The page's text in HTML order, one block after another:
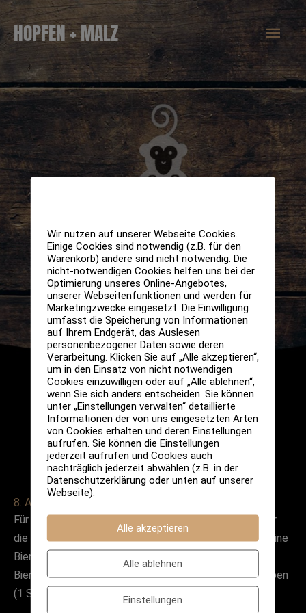
Zum
Inhalt
springen
HOPFEN + MALZ
8. April 2022
Für unser erstes Tap Takeover im neuen Jahr haben wir
die Jungs von@blauertapirzu Gast, die uns ein paar feine
Bierchen mitbringen werden! Außerdem wird es zu den
Bieren jeweils um 16 Uhr und um 18 Uhr ein Tasting geben
(1 Std, 15€ pro Person).
Wir nutzen auf unserer Webseite Cookies.
Einige Cookies sind notwendig (z.B. für den
Warenkorb) andere sind nicht notwendig. Die
nicht-notwendigen Cookies helfen uns bei der
Optimierung unseres Online-Angebotes,
unserer Webseitenfunktionen und werden für
Marketingzwecke eingesetzt. Die Einwilligung
umfasst die Speicherung von Informationen
auf Ihrem Endgerät, das Auslesen
personenbezogener Daten sowie deren
Verarbeitung. Klicken Sie auf „Alle akzeptieren“,
um in den Einsatz von nicht notwendigen
Cookies einzuwilligen oder auf „Alle ablehnen“,
wenn Sie sich anders entscheiden. Sie können
unter „Einstellungen verwalten“ detaillierte
Informationen der von uns eingesetzten Arten
von Cookies erhalten und deren Einstellungen
aufrufen. Sie können die Einstellungen
jederzeit aufrufen und Cookies auch
nachträglich jederzeit abwählen (z.B. in der
Datenschutzerklärung oder unten auf unserer
Webseite).
Alle akzeptieren
Alle ablehnen
Einstellungen